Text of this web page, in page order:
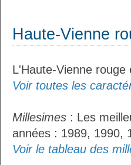
Haute-Vienne
L'Haute-Vienne
Voir toutes les
Millesimes : Les
années : 1989, 1990,
Voir le tableau des